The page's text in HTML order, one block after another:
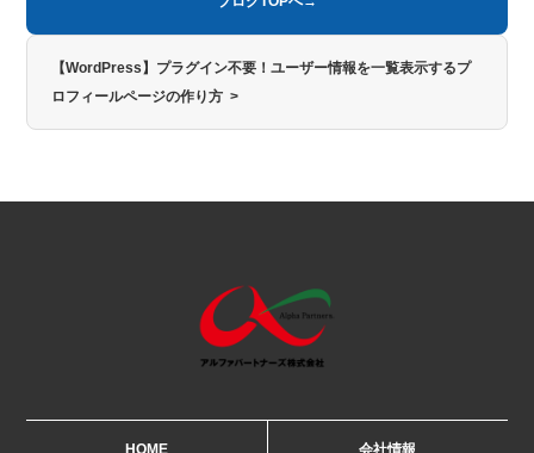
【WordPress】プラグイン不要！ユーザー情報を一覧表示するプ
ロフィールページの作り方 >
HOME 会社情報